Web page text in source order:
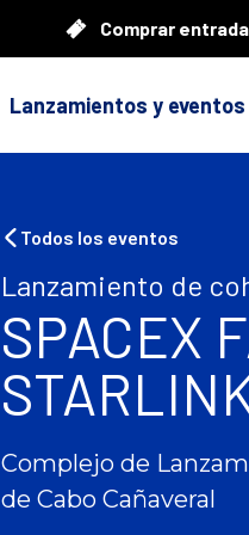
Comprar
Lanzamientos y eventos
Todos los eventos
Lanzamiento de
SPACEX
Complejo de
de Cabo Cañaveral